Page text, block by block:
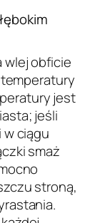
wlej obficie
jest
jeśli
ciągu
smaż
stroną,